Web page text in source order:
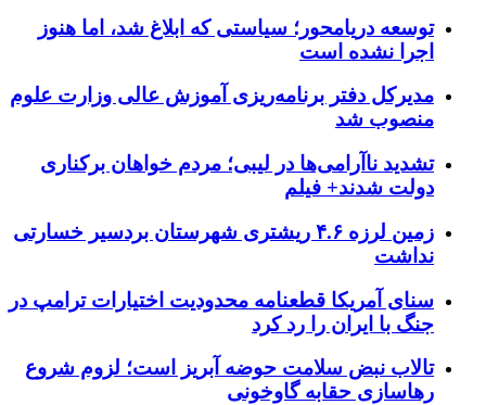
توسعه دریامحور؛ سیاستی که ابلاغ شد، اما هنوز
اجرا نشده است
مدیرکل دفتر برنامه‌ریزی آموزش عالی وزارت علوم
منصوب شد
تشدید ناآرامی‌ها در لیبی؛ مردم خواهان برکناری
دولت شدند+ فیلم
زمین لرزه ۴.۶ ریشتری شهرستان بردسیر خسارتی
نداشت
سنای آمریکا قطعنامه محدودیت اختیارات ترامپ در
جنگ با ایران را رد کرد
تالاب نبض سلامت حوضه آبریز است؛ لزوم شروع
رهاسازی حقابه گاوخونی